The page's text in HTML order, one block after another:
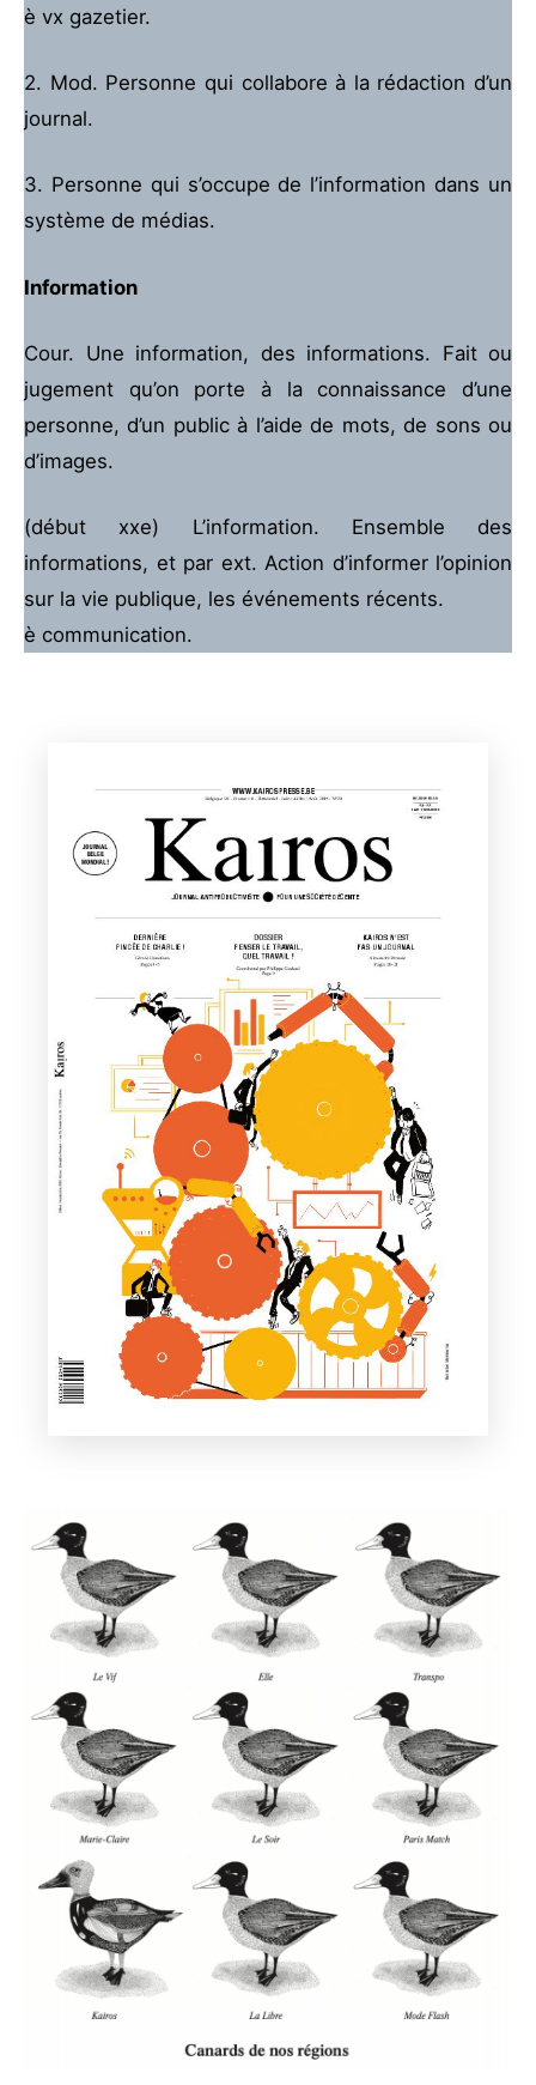
è vx gazetier.
2. Mod. Personne qui collabore à la rédaction d’un
journal.
3. Personne qui s’occupe de l’information dans un
système de médias.
Information
Cour. Une information, des informations. Fait ou
jugement qu’on porte à la connaissance d’une
personne, d’un public à l’aide de mots, de sons ou
d’images.
(début xxe) L’information. Ensemble des
informations, et par ext. Action d’informer l’opinion
sur la vie publique, les événements récents.
è communication.